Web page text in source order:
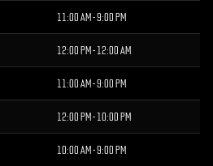
11:00 AM - 9:00 PM
12:00 PM - 12:00 AM
11:00 AM - 9:00 PM
12:00 PM - 10:00 PM
10:00 AM - 9:00 PM